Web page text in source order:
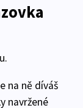
na ně díváš
navržené